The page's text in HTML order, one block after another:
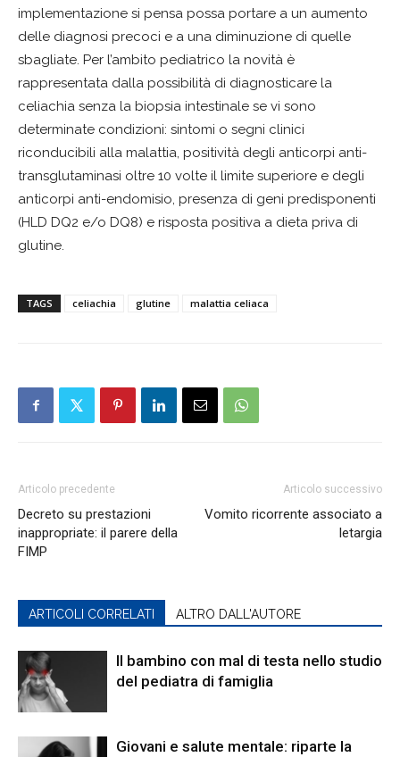
implementazione si pensa possa portare a un aumento
delle diagnosi precoci e a una diminuzione di quelle
sbagliate. Per l’ambito pediatrico la novità è
rappresentata dalla possibilità di diagnosticare la
celiachia senza la biopsia intestinale se vi sono
determinate condizioni: sintomi o segni clinici
riconducibili alla malattia, positività degli anticorpi anti-
transglutaminasi oltre 10 volte il limite superiore e degli
anticorpi anti-endomisio, presenza di geni predisponenti
(HLD DQ2 e/o DQ8) e risposta positiva a dieta priva di
glutine.
TAGS celiachia glutine malattia celiaca
Articolo precedente
Decreto su prestazioni
inappropriate: il parere della
FIMP
Articolo successivo
Vomito ricorrente associato a
letargia
ARTICOLI CORRELATI ALTRO DALL'AUTORE
Il bambino con mal di testa nello studio
del pediatra di famiglia
Giovani e salute mentale: riparte la